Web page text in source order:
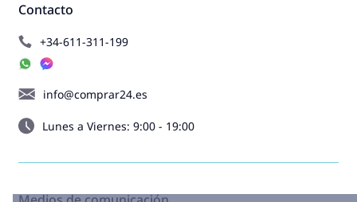
Contacto
+34-611-311-199
info@comprar24.es
Lunes a Viernes: 9:00 - 19:00